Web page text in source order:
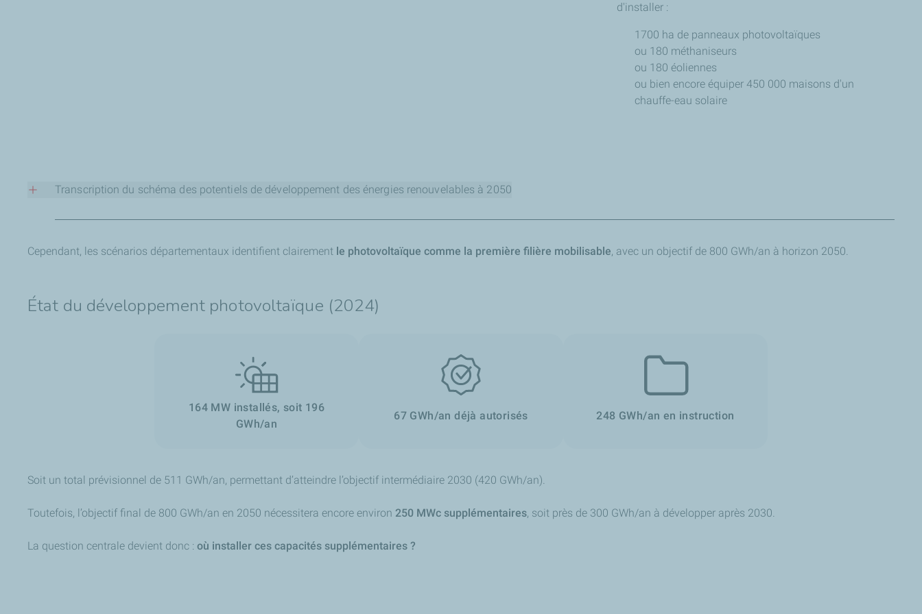
d'installer :
1700 ha de panneaux photovoltaïques
ou 180 méthaniseurs
ou 180 éoliennes
ou bien encore équiper 450 000 maisons d'un
chauffe-eau solaire
Transcription du schéma des potentiels de développement des énergies renouvelables à 2050
Potentiels de développement des énergies renouvelables à 2050 (Territoire du Lot)
Ce graphique compare la production d'énergie en 2017 (barres claires) avec les objectifs prévus pour 2050 (barres foncées), exprimés en Gigawattheures (GWh).
Les sources d'énergie et leur évolution
Le Photovoltaïque (Solaire) : C'est la plus grosse progression attendue. On passe de 59 GWh en 2017 à 800 GWh en 2050.
La Méthanisation : Une augmentation très forte, passant de seulement 11 GWh à 300 GWh.
La Géothermie : Elle doit être multipliée par plus de 20, passant de 7 GWh à 170 GWh.
L'Hydroélectricité : C'est la source la plus stable car déjà très développée. Elle passe de 423 GWh à 450 GWh.
La Biomasse bois : Elle progresse de façon régulière, de 350 GWh à 450 GWh.
Cependant, les scénarios départementaux identifient clairement le photovoltaïque comme la première filière mobilisable, avec un objectif de 800 GWh/an à horizon 2050.
État du développement photovoltaïque (2024)
164 MW installés, soit 196
GWh/an
67 GWh/an déjà autorisés 248 GWh/an en instruction
Soit un total prévisionnel de 511 GWh/an, permettant d’atteindre l’objectif intermédiaire 2030 (420 GWh/an).
Toutefois, l’objectif final de 800 GWh/an en 2050 nécessitera encore environ 250 MWc supplémentaires, soit près de 300 GWh/an à développer après 2030.
La question centrale devient donc : où installer ces capacités supplémentaires ?